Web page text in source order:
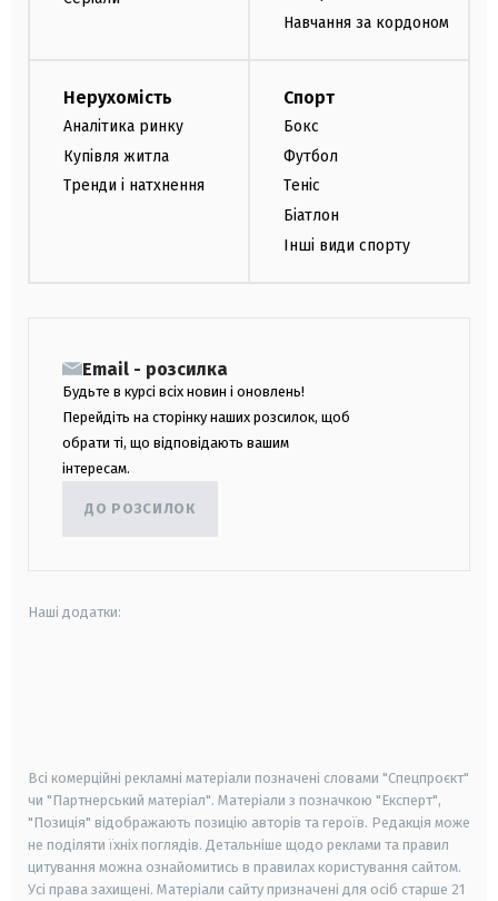
Навчання за кордоном
Нерухомість
Аналітика ринку
Купівля житла
Тренди і натхнення
Спорт
Бокс
Футбол
Теніс
Біатлон
Інші види спорту
Email - розсилка
Будьте в курсі всіх новин і оновлень!
Перейдіть на сторінку наших розсилок, щоб
обрати ті, що відповідають вашим
інтересам.
ДО РОЗСИЛОК
Наші додатки:
Всі комерційні рекламні матеріали позначені словами "Спецпроєкт"
чи "Партнерський матеріал". Матеріали з позначкою "Експерт",
"Позиція" відображають позицію авторів та героїв. Редакція може
не поділяти їхніх поглядів. Детальніше щодо реклами та правил
цитування можна ознайомитись в правилах користування сайтом.
Усі права захищені. Матеріали сайту призначені для осіб старше 21